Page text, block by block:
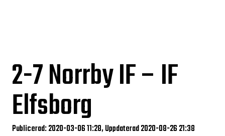
2-7Norrby IF – IF
Elfsborg
Publicerad: 2020-03-06 11:28, Uppdaterad 2020-08-26 21:38